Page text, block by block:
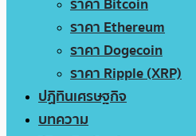
ราคา Ethereum
ราคา Dogecoin
ราคา Ripple (XRP)
ปฏิทินเศรษฐกิจ
บทความ